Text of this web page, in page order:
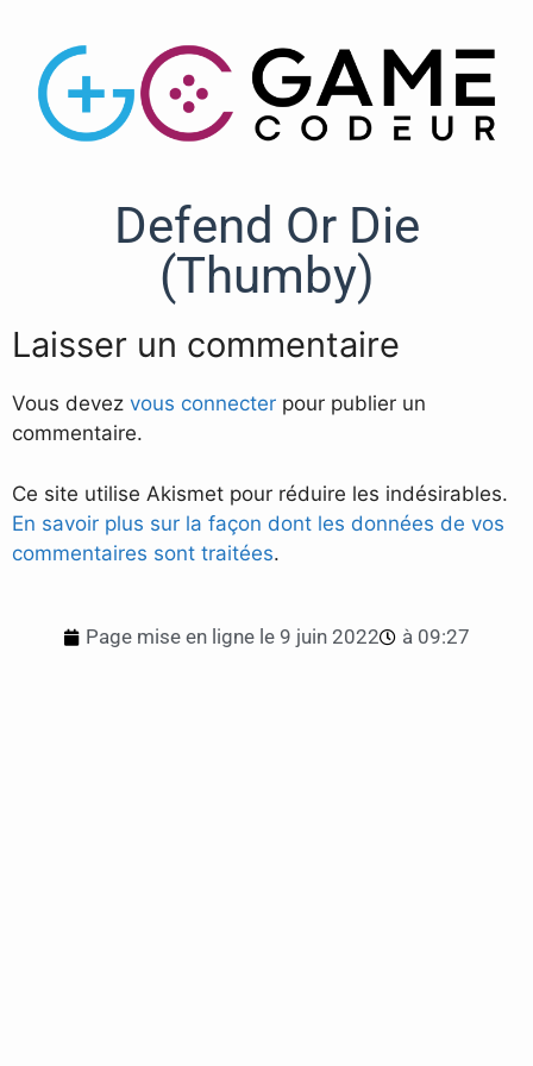
Defend Or Die
(Thumby)
Laisser un commentaire
Vous devez vous connecter pour publier un
commentaire.
Ce site utilise Akismet pour réduire les indésirables.
En savoir plus sur la façon dont les données de vos
commentaires sont traitées.
Page mise en ligne le 9 juin 2022 à 09:27